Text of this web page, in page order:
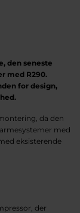
, den seneste
med R290.
for design,
da den
med
eksisterende
der